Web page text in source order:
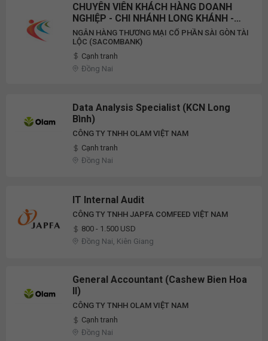
CHUYÊN VIÊN KHÁCH HÀNG DOANH
NGHIỆP - CHI NHÁNH LONG KHÁNH -
VÙNG ĐÔNG NAM BỘ 1
NGÂN HÀNG THƯƠNG MẠI CỔ PHẦN SÀI GÒN TÀI
LỘC (SACOMBANK)
Cạnh tranh
Đồng Nai
Data Analysis Specialist (KCN Long
Bình)
CÔNG TY TNHH OLAM VIỆT NAM
Cạnh tranh
Đồng Nai
IT Internal Audit
CÔNG TY TNHH JAPFA COMFEED VIỆT NAM
800 - 1.500 USD
Đồng Nai, Kiên Giang
General Accountant (Cashew Bien Hoa
II)
CÔNG TY TNHH OLAM VIỆT NAM
Cạnh tranh
Đồng Nai